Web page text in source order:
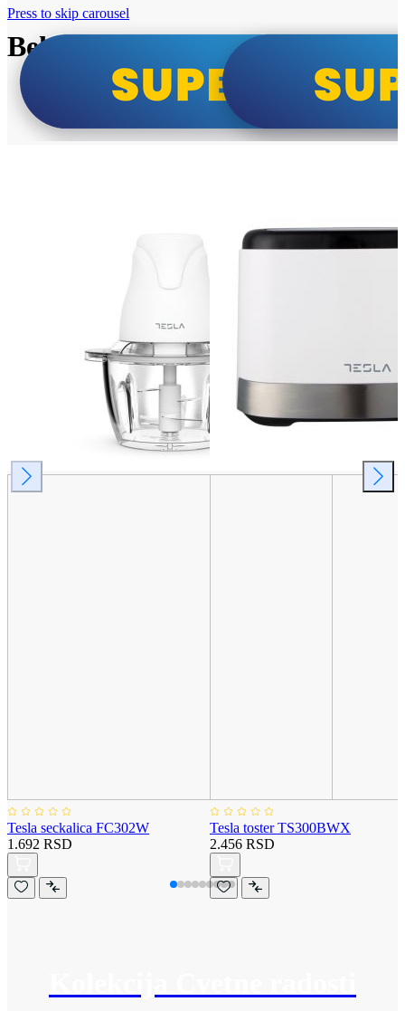
Beko i Tesla super cene
Press to skip carousel
Tesla seckalica FC302W
1.692 RSD
Tesla toster TS300BWX
2.456 RSD